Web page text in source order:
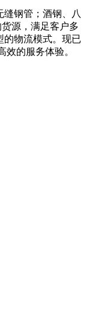
钢管；酒钢、八
源，满足客户多
的物流模式。现已
的服务体验。